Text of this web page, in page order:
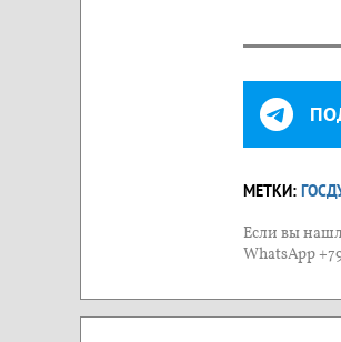
МЕТКИ:
Если вы
WhatsApp